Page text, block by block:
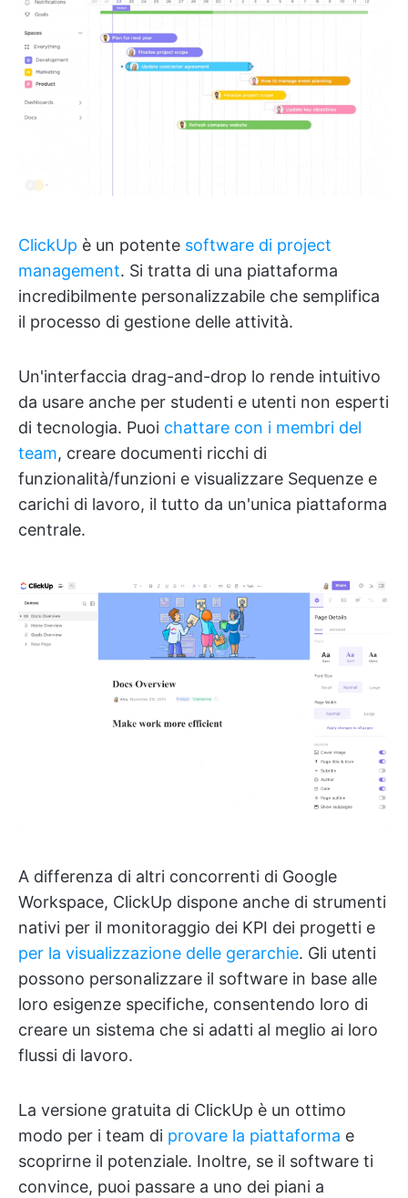
ClickUp è un potente software di project
management. Si tratta di una piattaforma
incredibilmente personalizzabile che semplifica
il processo di gestione delle attività.
Un'interfaccia drag-and-drop lo rende intuitivo
da usare anche per studenti e utenti non esperti
di tecnologia. Puoi chattare con i membri del
team, creare documenti ricchi di
funzionalità/funzioni e visualizzare Sequenze e
carichi di lavoro, il tutto da un'unica piattaforma
centrale.
A differenza di altri concorrenti di Google
Workspace, ClickUp dispone anche di strumenti
nativi per il monitoraggio dei KPI dei progetti e
per la visualizzazione delle gerarchie. Gli utenti
possono personalizzare il software in base alle
loro esigenze specifiche, consentendo loro di
creare un sistema che si adatti al meglio ai loro
flussi di lavoro.
La versione gratuita di ClickUp è un ottimo
modo per i team di provare la piattaforma e
scoprirne il potenziale. Inoltre, se il software ti
convince, puoi passare a uno dei piani a